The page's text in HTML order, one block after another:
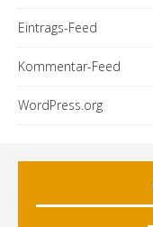
Eintrags-Feed
Kommentar-Feed
WordPress.org